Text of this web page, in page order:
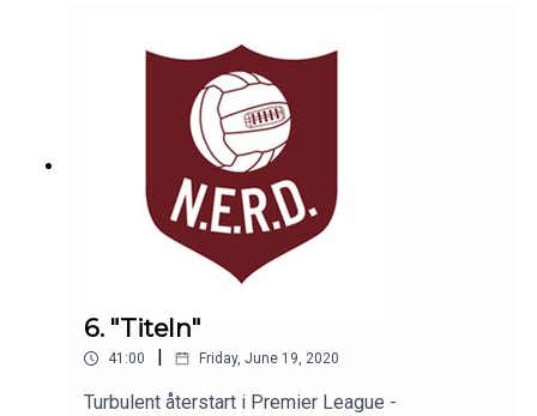
6. "Titeln"
41:00 Friday, June 19, 2020
Turbulent återstart i Premier League -